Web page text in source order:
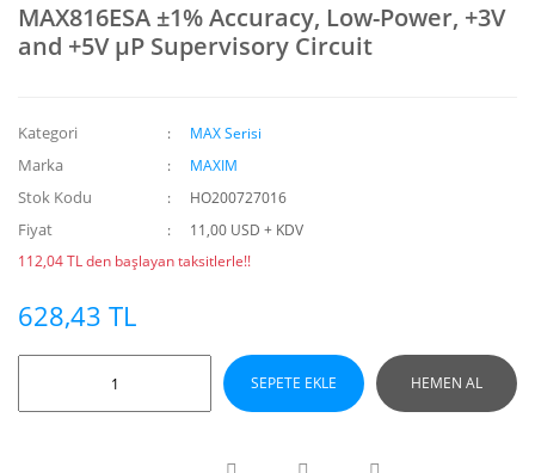
MAX816ESA ±1% Accuracy, Low-Power, +3V
and +5V μP Supervisory Circuit
Kategori MAX Serisi
Marka MAXIM
Stok Kodu HO200727016
Fiyat
11,00 USD + KDV
112,04 TL den başlayan taksitlerle!!
628,43 TL
SEPETE EKLE HEMEN AL